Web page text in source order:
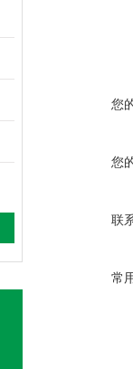
您
您
联
常